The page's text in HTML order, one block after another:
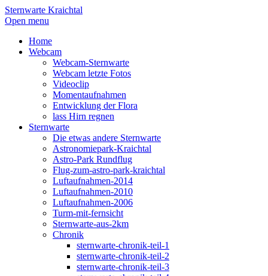
Sternwarte Kraichtal
Open menu
Home
Webcam
Webcam-Sternwarte
Webcam letzte Fotos
Videoclip
Momentaufnahmen
Entwicklung der Flora
lass Hirn regnen
Sternwarte
Die etwas andere Sternwarte
Astronomiepark-Kraichtal
Astro-Park Rundflug
Flug-zum-astro-park-kraichtal
Luftaufnahmen-2014
Luftaufnahmen-2010
Luftaufnahmen-2006
Turm-mit-fernsicht
Sternwarte-aus-2km
Chronik
sternwarte-chronik-teil-1
sternwarte-chronik-teil-2
sternwarte-chronik-teil-3